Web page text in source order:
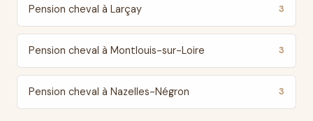
Pension cheval à Larçay 3
Pension cheval à Montlouis-sur-Loire 3
Pension cheval à Nazelles-Négron 3